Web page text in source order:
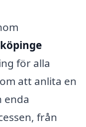
för alla
att anlita en
enda
från